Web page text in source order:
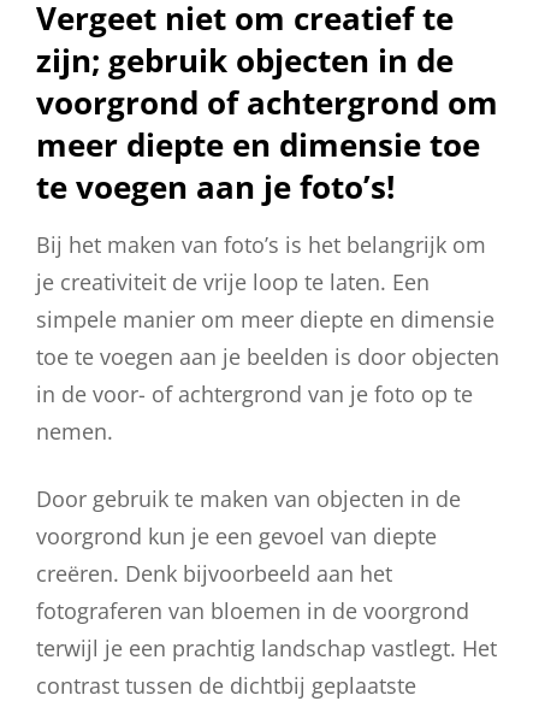
Vergeet niet om creatief te
zijn; gebruik objecten in de
voorgrond of achtergrond om
meer diepte en dimensie toe
te voegen aan je foto’s!
Bij het maken van foto’s is het belangrijk om
je creativiteit de vrije loop te laten. Een
simpele manier om meer diepte en dimensie
toe te voegen aan je beelden is door objecten
in de voor- of achtergrond van je foto op te
nemen.
Door gebruik te maken van objecten in de
voorgrond kun je een gevoel van diepte
creëren. Denk bijvoorbeeld aan het
fotograferen van bloemen in de voorgrond
terwijl je een prachtig landschap vastlegt. Het
contrast tussen de dichtbij geplaatste